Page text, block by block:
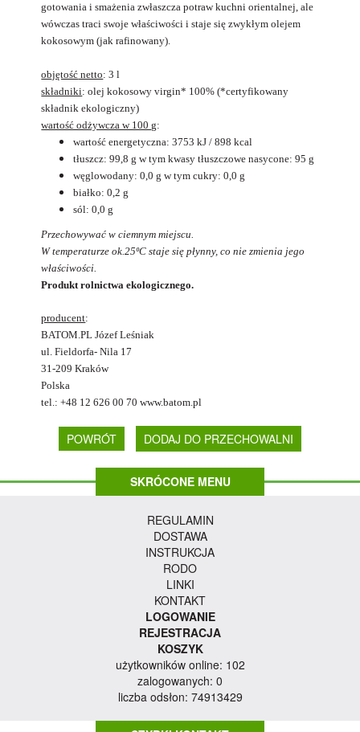
gotowania i smażenia zwłaszcza potraw kuchni orientalnej, ale
wówczas traci swoje właściwości i staje się zwykłym olejem
kokosowym (jak rafinowany).
objętość netto: 3 l
składniki: olej kokosowy virgin* 100% (*certyfikowany
składnik ekologiczny)
wartość odżywcza w 100 g:
wartość energetyczna: 3753 kJ / 898 kcal
tłuszcz: 99,8 g w tym kwasy tłuszczowe nasycone: 95 g
węglowodany: 0,0 g w tym cukry: 0,0 g
białko: 0,2 g
sól: 0,0 g
Przechowywać w ciemnym miejscu.
W temperaturze ok.25ºC staje się płynny, co nie zmienia jego
właściwości.
Produkt rolnictwa ekologicznego.
producent:
BATOM.PL Józef Leśniak
ul. Fieldorfa- Nila 17
31-209 Kraków
Polska
tel.: +48 12 626 00 70 www.batom.pl
POWRÓT
SKRÓCONE MENU
REGULAMIN
DOSTAWA
INSTRUKCJA
RODO
LINKI
KONTAKT
LOGOWANIE
REJESTRACJA
KOSZYK
użytkowników online: 102
zalogowanych: 0
liczba odsłon: 74913429